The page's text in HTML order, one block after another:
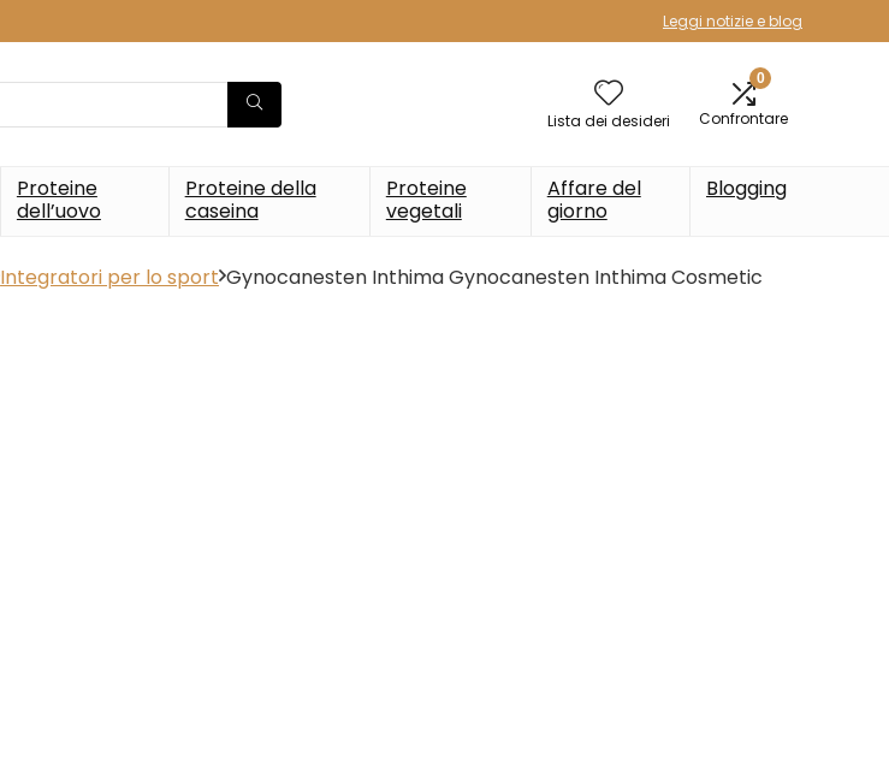
Leggi notizie e blog
Lista dei desideri
0
Confrontare
Proteine
dell’uovo
Proteine della
caseina
Proteine
vegetali
Affare del
giorno
Blogging
Integratori per lo sport Gynocanesten Inthima Gynocanesten Inthima Cosmetic